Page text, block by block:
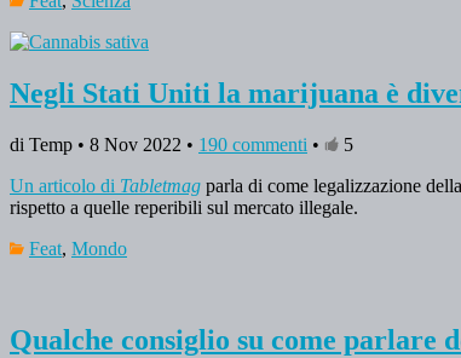
Negli Stati Uniti la marijuana è
di Temp • 8 Nov 2022 • 190 commenti •
5
Un articolo di Tabletmag parla di come legalizzazione
rispetto a quelle reperibili sul mercato illegale.
Feat, Mondo
Qualche consiglio su come parlare